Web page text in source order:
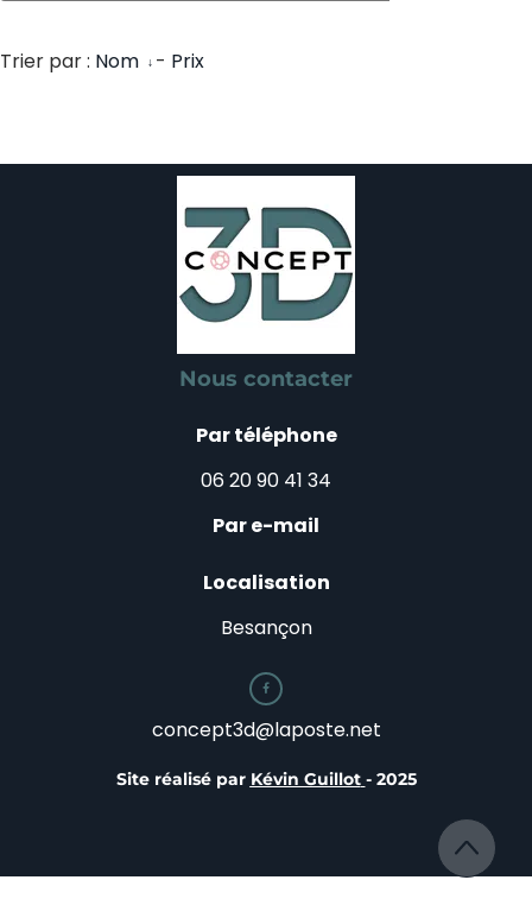
Trier par : Nom - Prix
Nous contacter
Par téléphone
06 20 90 41 34
Par e-mail
Localisation
Besançon

concept3d@laposte.net
Site réalisé par Kévin Guillot - 2025